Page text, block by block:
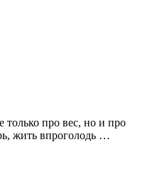
только про вес, но и про
жить впроголодь …